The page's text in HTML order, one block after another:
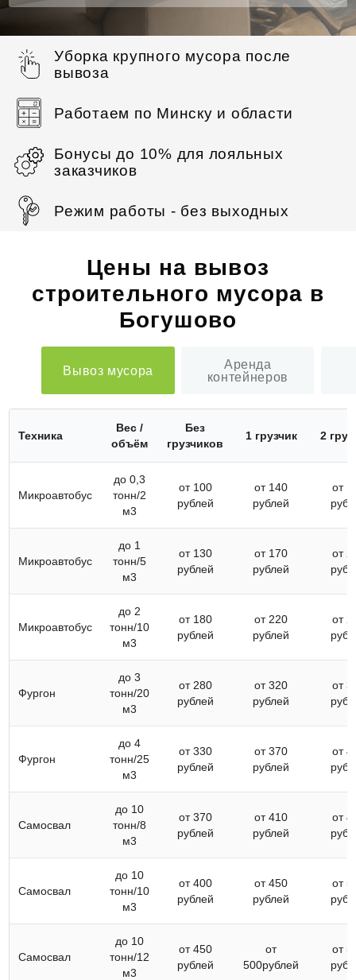
Уборка крупного мусора после
вывоза
Работаем по Минску и области
Бонусы до 10% для лояльных
заказчиков
Режим работы - без выходных
Цены на вывоз
строительного мусора в
Богушово
Вывоз мусора
Аренда
контейнеров
Техника
Вес /
объём
Без
грузчиков
1 грузчик 2
Микроавтобус
до 0,3
тонн/2
м3
от 100
рублей
от 140
рублей
от
Микроавтобус
до 1
тонн/5
м3
от 130
рублей
от 170
рублей
от
Микроавтобус
до 2
тонн/10
м3
от 180
рублей
от 220
рублей
от
Фургон
до 3
тонн/20
м3
от 280
рублей
от 320
рублей
от
Фургон
до 4
тонн/25
м3
от 330
рублей
от 370
рублей
от
Самосвал
до 10
тонн/8
м3
от 370
рублей
от 410
рублей
от
Самосвал
до 10
тонн/10
м3
от 400
рублей
от 450
рублей
от
Самосвал
до 10
тонн/12
м3
от 450
рублей
от
500рублей
от